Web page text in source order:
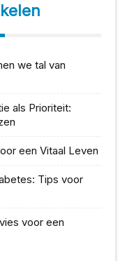
we tal van
als Prioriteit:
een Vitaal Leven
Tips voor
voor een